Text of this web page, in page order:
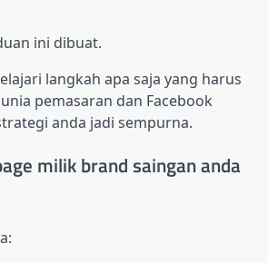
ini dibuat.
langkah apa saja yang harus
pemasaran dan Facebook
anda jadi sempurna.
milik brand saingan anda